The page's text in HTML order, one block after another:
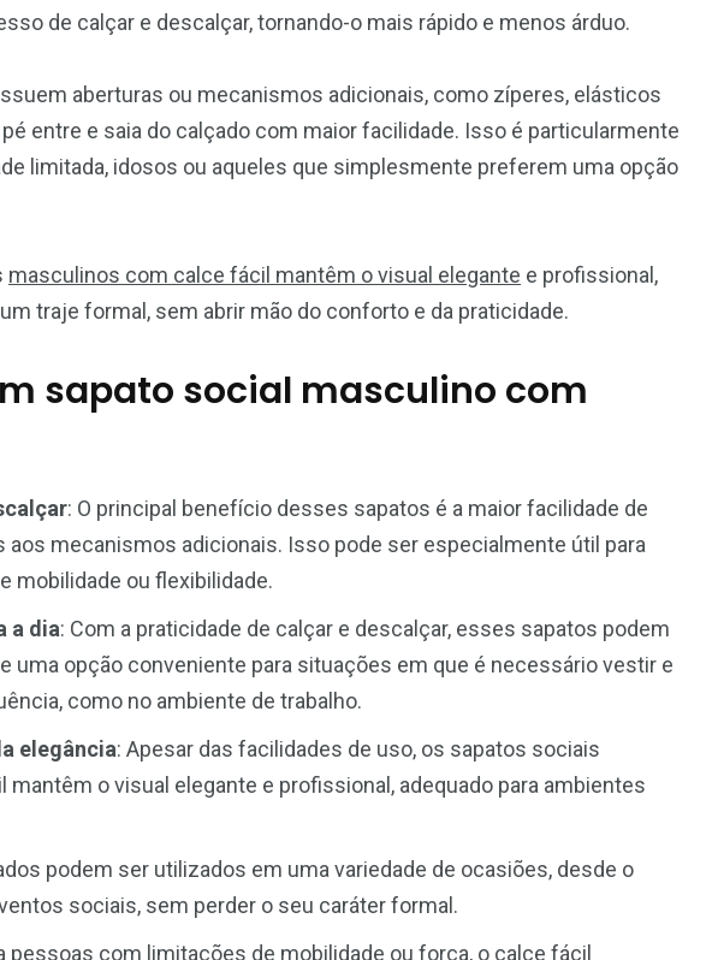
de calçar e descalçar, tornando-o mais rápido e menos árduo.
aberturas ou mecanismos adicionais, como zíperes, elásticos
entre e saia do calçado com maior facilidade. Isso é particularmente
limitada, idosos ou aqueles que simplesmente preferem uma opção
masculinos com calce fácil mantêm o visual elegante e profissional,
traje formal, sem abrir mão do conforto e da praticidade.
sapato social masculino com
: O principal benefício desses sapatos é a maior facilidade de
aos mecanismos adicionais. Isso pode ser especialmente útil para
mobilidade ou flexibilidade.
a dia: Com a praticidade de calçar e descalçar, esses sapatos podem
uma opção conveniente para situações em que é necessário vestir e
como no ambiente de trabalho.
elegância: Apesar das facilidades de uso, os sapatos sociais
o visual elegante e profissional, adequado para ambientes
podem ser utilizados em uma variedade de ocasiões, desde o
sociais, sem perder o seu caráter formal.
pessoas com limitações de mobilidade ou força, o calce fácil